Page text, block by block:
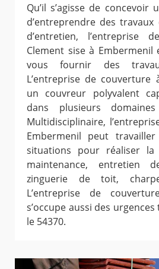
Qu’il s’agisse de concevoir
d’entreprendre des
d’entretien, l’entreprise
Clement sise à
vous fournir des
L’entreprise de couverture
un couvreur polyvalent
dans plusieurs
Multidisciplinaire,
Embermenil peut
situations pour réaliser la
maintenance, entretien
zinguerie de toit,
L’entreprise de
s’occupe aussi des
le 54370.